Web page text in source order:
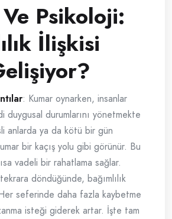
Psikoloji:
İlişkisi
: Kumar oynarken, insanlar
duygusal durumlarını yönetmekte
anlarda ya da kötü bir gün
bir kaçış yolu gibi görünür. Bu
vadeli bir rahatlama sağlar.
döndüğünde, bağımlılık
seferinde daha fazla kaybetme
isteği giderek artar. İşte tam